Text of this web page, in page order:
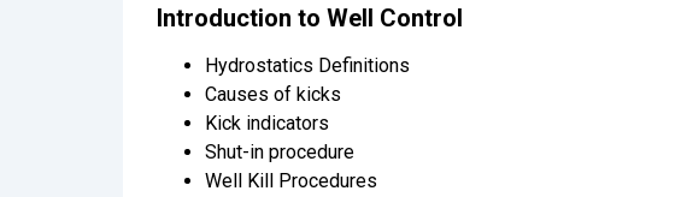
Introduction to Well Control
Hydrostatics Definitions
Causes of kicks
Kick indicators
Shut-in procedure
Well Kill Procedures